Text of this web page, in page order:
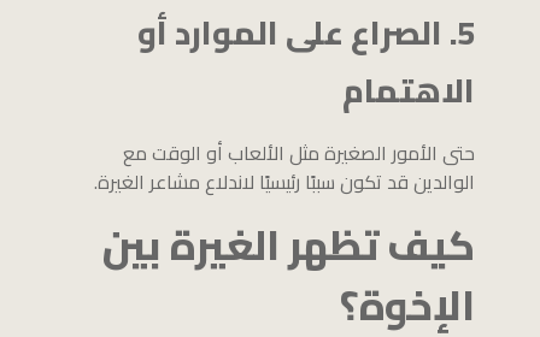
5. الصراع على الموارد أو
الاهتمام
حتى الأمور الصغيرة مثل الألعاب أو الوقت مع
الوالدين قد تكون سببًا رئيسيًا لاندلاع مشاعر الغيرة.
كيف تظهر الغيرة بين
الإخوة؟